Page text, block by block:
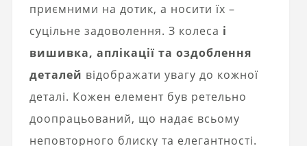
приємними на дотик, а носити їх –
суцільне задоволення. З колеса і
вишивка, аплікації та оздоблення
деталей відображати увагу до кожної
деталі. Кожен елемент був ретельно
доопрацьований, що надає всьому
неповторного блиску та елегантності.